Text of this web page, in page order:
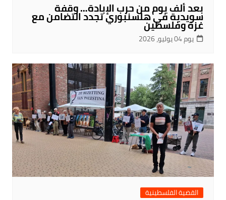
بعد ألف يوم من حرب الإبادة… وقفة
سويدية في هلسنبوري تجدد التضامن مع
غزة وفلسطين
يوم 04 يوليو، 2026
القضية الفلسطينية